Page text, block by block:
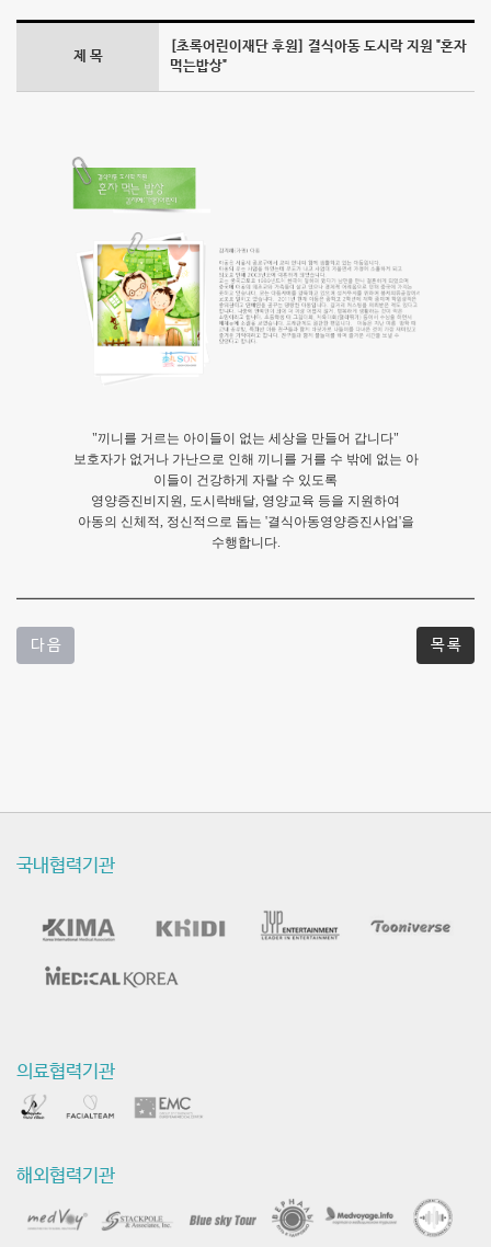
눔
제 목
[초록어린이재단 후원] 결식아동 도시락 지원 "혼자
먹는밥상"
"끼니를 거르는 아이들이 없는 세상을 만들어 갑니다"
보호자가 없거나 가난으로 인해 끼니를 거를 수 밖에 없는 아
이들이 건강하게 자랄 수 있도록
영양증진비지원, 도시락배달, 영양교육 등을 지원하여
아동의 신체적, 정신적으로 돕는 '결식아동영양증진사업'을
수행합니다.
다 음 목 록
국내협력기관
의료협력기관
해외협력기관